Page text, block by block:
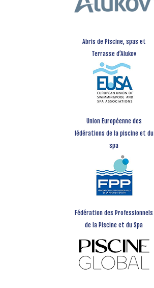
Abris de Piscine, spas et
Terrasse d’Alukov
Union Européenne des
fédérations de la piscine et du
spa
Fédération des Professionnels
de la Piscine et du Spa